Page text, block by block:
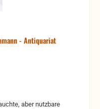
- Antiquariat